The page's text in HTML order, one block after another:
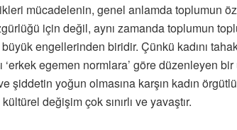
mücadelenin, genel anlamda toplumun
için değil, aynı zamanda toplumun
engellerinden biridir. Çünkü kadını
egemen normlara’ göre düzenleyen
şiddetin yoğun olmasına karşın kadın
değişim çok sınırlı ve yavaştır.